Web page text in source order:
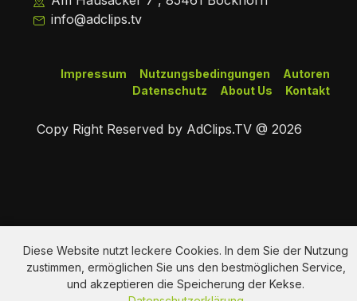
Diese Website nutzt leckere Cookies. In dem Sie der Nutzung
zustimmen, ermöglichen Sie uns den bestmöglichen Service,
und akzeptieren die Speicherung der Kekse.
info@adclips.tv
Autoren
Nutzungsbedingungen
Impressum
Kontakt
About Us
Datenschutz
Copy Right Reserved by AdClips.TV @ 2026